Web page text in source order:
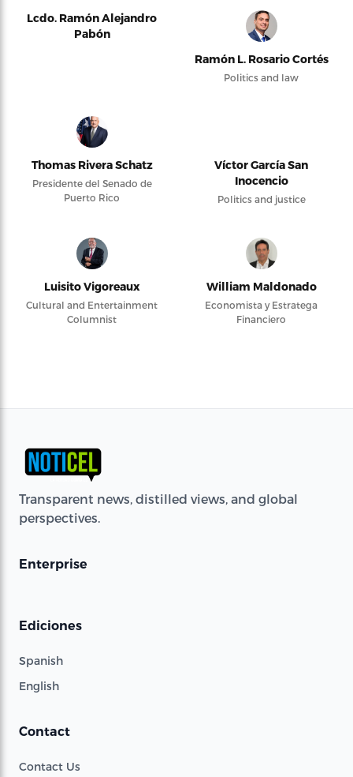
Lcdo. Ramón Alejandro
Pabón
Ramón L. Rosario Cortés
Politics and law
Thomas Rivera Schatz
Presidente del Senado de
Puerto Rico
Víctor García San
Inocencio
Politics and justice
Luisito Vigoreaux
Cultural and Entertainment
Columnist
William Maldonado
Economista y Estratega
Financiero
Transparent news, distilled views, and global
perspectives.
Enterprise
Ediciones
Spanish
English
Contact
Contact Us